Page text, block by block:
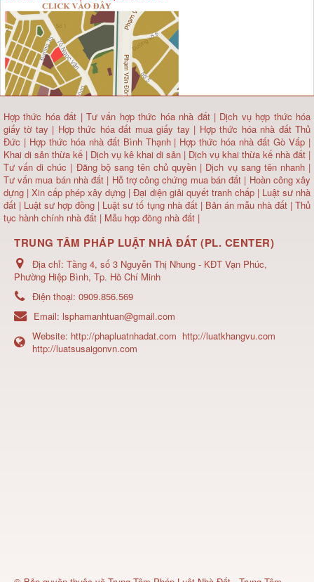
Hợp thức hóa đất |Tư vấn hợp thức hóa nhà đất| Dịch vụ hợp thức hóa
giấy tờ tay | Hợp thức hóa đất mua giấy tay | Hợp thức hóa nhà đất Thủ
Đức | Hợp thức hóa nhà đất Bình Thạnh | Hợp thức hóa nhà đất Gò Vấp |
Khai di sản thừa kế | Dịch vụ kê khai di sản | Dịch vụ khai thừa kế nhà đất |
Tư vấn di chúc | Đăng bộ sang tên chủ quyền | Dịch vụ sang tên nhanh |
Tư vấn mua bán nhà đất | Hỗ trợ công chứng mua bán đất | Hoàn công xây
dựng | Xin cấp phép xây dựng |Đại diện giải quyết tranh chấp | Luật sư nhà
đất | Luật sư hợp đồng | Luật sư tố tụng nhà đất | Bản án mẫu nhà đất|Thủ
tục hành chính nhà đất | Mẫu hợp đồng nhà đất |
TRUNG TÂM PHÁP LUẬT NHÀ ĐẤT (PL. CENTER)
Địa chỉ: Tầng 4, số 3 Nguyễn Thị Nhung - KĐT Vạn Phúc,
Phường Hiệp Bình, Tp. Hồ Chí Minh
Điện thoại: 0909.856.569
Email: lsphamanhtuan@gmail.com
Website: http://phapluatnhadat.com http://luatkhangvu.com
http://luatsusaigonvn.com